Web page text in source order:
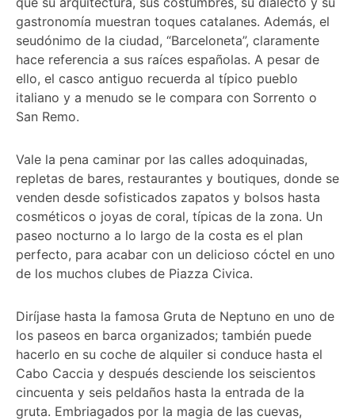
gastronomía muestran toques catalanes. Además, el
seudónimo de la ciudad, “Barceloneta”, claramente
hace referencia a sus raíces españolas. A pesar de
ello, el casco antiguo recuerda al típico pueblo
italiano y a menudo se le compara con Sorrento o
San Remo.
Vale la pena caminar por las calles adoquinadas,
repletas de bares, restaurantes y boutiques, donde se
venden desde sofisticados zapatos y bolsos hasta
cosméticos o joyas de coral, típicas de la zona. Un
paseo nocturno a lo largo de la costa es el plan
perfecto, para acabar con un delicioso cóctel en uno
de los muchos clubes de Piazza Civica.
Diríjase hasta la famosa Gruta de Neptuno en uno de
los paseos en barca organizados; también puede
hacerlo en su coche de alquiler si conduce hasta el
Cabo Caccia y después desciende los seiscientos
cincuenta y seis peldaños hasta la entrada de la
gruta. Embriagados por la magia de las cuevas,